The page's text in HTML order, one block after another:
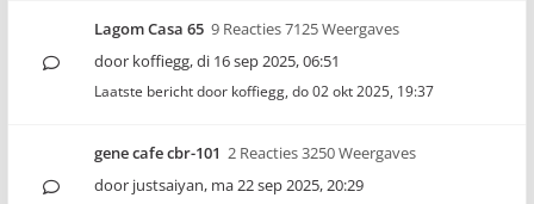
Lagom Casa 65 9 Reacties 7125 Weergaves
door koffiegg,di 16 sep 2025, 06:51
Laatste bericht door koffiegg, do 02 okt 2025, 19:37
gene cafe cbr-101 2 Reacties 3250 Weergaves
door justsaiyan, ma 22 sep 2025, 20:29